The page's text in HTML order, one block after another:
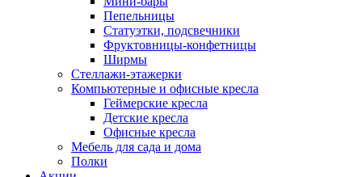
Пепельницы
Статуэтки, подсвечники
Фруктовницы-конфетницы
Ширмы
Стеллажи-этажерки
Компьютерные и офисные кресла
Геймерские кресла
Детские кресла
Офисные кресла
Мебель для сада и дома
Полки